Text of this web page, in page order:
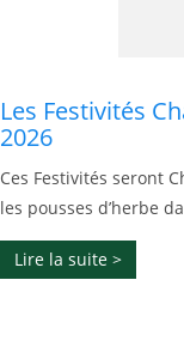
Les Festivités
2026
Ces Festivités seront
les pousses d’herbe
Lire la suite >